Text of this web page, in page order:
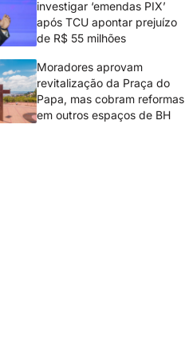
investigar ‘emendas PIX’
após TCU apontar prejuízo
de R$ 55 milhões
Moradores aprovam
revitalização da Praça do
Papa, mas cobram reformas
em outros espaços de BH